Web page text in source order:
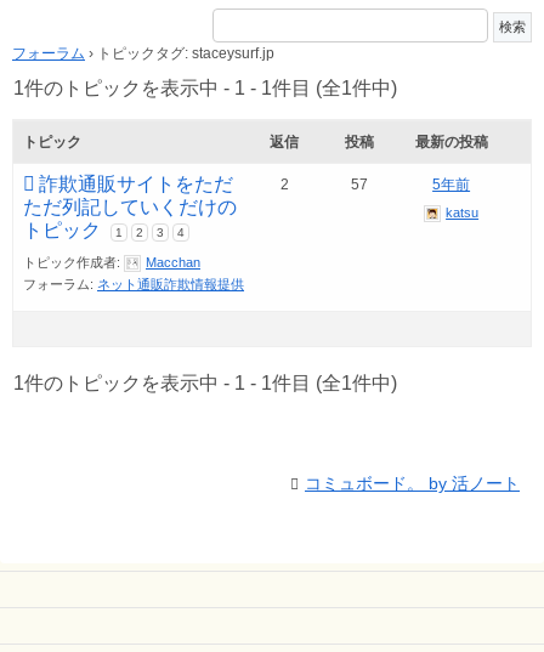
フォーラム › トピックタグ: staceysurf.jp
1件のトピックを表示中 - 1 - 1件目 (全1件中)
トピック 返信 投稿 最新の投稿
詐欺通販サイトをただ
ただ列記していくだけの
トピック
1 2 3 4
トピック作成者:
Macchan
フォーラム: ネット通販詐欺情報提供
2 57 5年前
katsu
1件のトピックを表示中 - 1 - 1件目 (全1件中)
コミュボード。 by 活ノート